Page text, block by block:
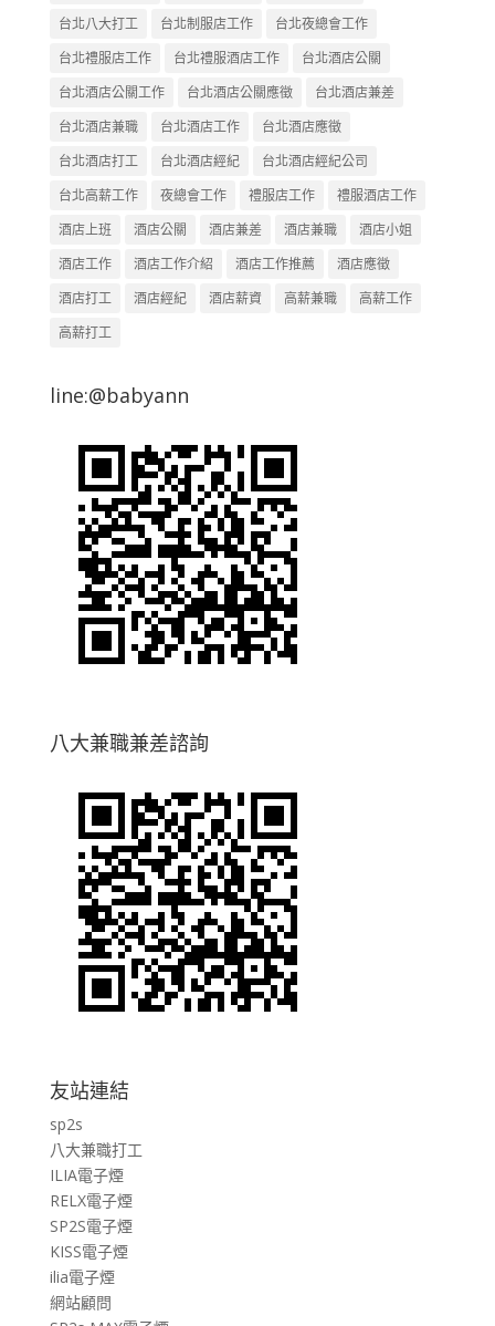
台北八大打工
台北制服店工作
台北夜總會工作
台北禮服店工作
台北禮服酒店工作
台北酒店公關
台北酒店公關工作
台北酒店公關應徵
台北酒店兼差
台北酒店兼職
台北酒店工作
台北酒店應徵
台北酒店打工
台北酒店經紀
台北酒店經紀公司
台北高薪工作
夜總會工作 禮服店工作
禮服酒店工作
酒店上班
酒店公關 酒店兼差 酒店兼職
酒店小姐
酒店工作
酒店工作介紹 酒店工作推薦
酒店應徵
酒店打工
酒店經紀 酒店薪資 高薪兼職
高薪工作
高薪打工
line:@babyann
八大兼職兼差諮詢
友站連結
sp2s
八大兼職打工
ILIA電子煙
RELX電子煙
SP2S電子煙
KISS電子煙
ilia電子煙
網站顧問